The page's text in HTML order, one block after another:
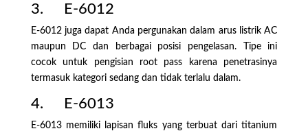
3. E-6012
E-6012 juga dapat Anda pergunakan dalam arus listrik AC
maupun DC dan berbagai posisi pengelasan. Tipe ini
cocok untuk pengisian root pass karena penetrasinya
termasuk kategori sedang dan tidak terlalu dalam.
4. E-6013
E-6013 memiliki lapisan fluks yang terbuat dari titanium